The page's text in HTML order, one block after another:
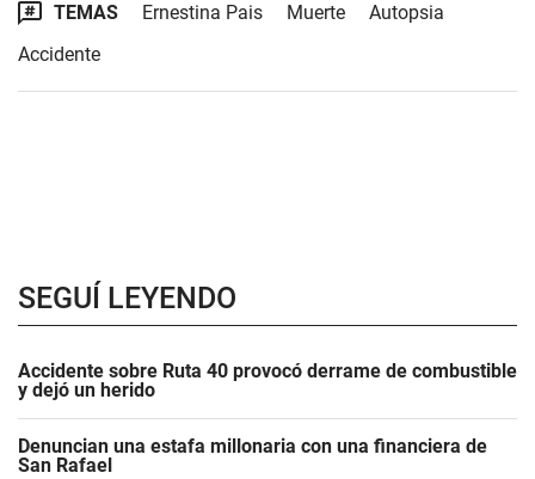
TEMAS Ernestina Pais Muerte
Autopsia
Accidente
SEGUÍ LEYENDO
Accidente sobre Ruta 40 provocó derrame de combustible
y dejó un herido
Denuncian una estafa millonaria con una financiera de
San Rafael